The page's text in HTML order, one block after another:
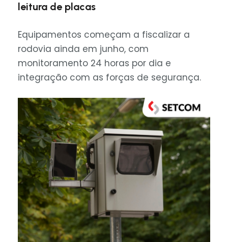
leitura de placas
Equipamentos começam a fiscalizar a
rodovia ainda em junho, com
monitoramento 24 horas por dia e
integração com as forças de segurança.